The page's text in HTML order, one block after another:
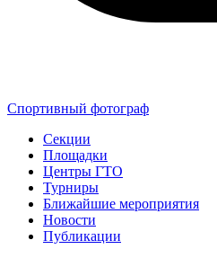
Спортивный фотограф
Секции
Площадки
Центры ГТО
Турниры
Ближайшие мероприятия
Новости
Публикации